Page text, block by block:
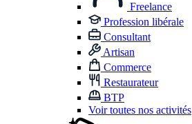
Freelance
Profession libérale
Consultant
Artisan
Commerce
Restaurateur
BTP
Voir toutes nos activités